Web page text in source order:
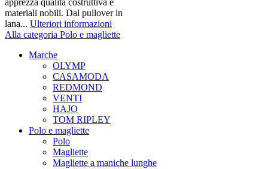
apprezza qualità costruttiva e
materiali nobili. Dal pullover in
lana... Ulteriori informazioni
Alla categoria Polo e magliette
Marche
OLYMP
CASAMODA
REDMOND
VENTI
HAJO
TOM RIPLEY
Polo e magliette
Polo
Magliette
Magliette a maniche lunghe